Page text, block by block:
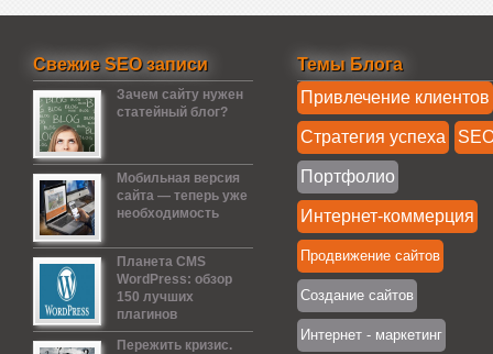
Свежие SEO записи
Зачем сайту нужен
статейный блог?
Мобильная версия
сайта — теперь уже
необходимость
Планета CMS
WordPress: обзор
150 лучших
плагинов
Пережить кризис.
Темы Блога
Привлечение клиентов
Стратегия успеха
Портфолио
Интернет-коммерция
Продвижение сайтов
Создание сайтов
Интернет - маркетинг